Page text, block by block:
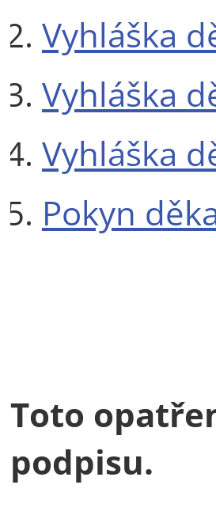
Vyhláška
Vyhláška
Vyhláška
Pokyn
Toto
podpisu.